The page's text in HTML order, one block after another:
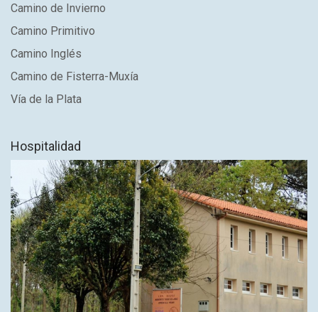
Camino de Invierno
Camino Primitivo
Camino Inglés
Camino de Fisterra-Muxía
Vía de la Plata
Hospitalidad